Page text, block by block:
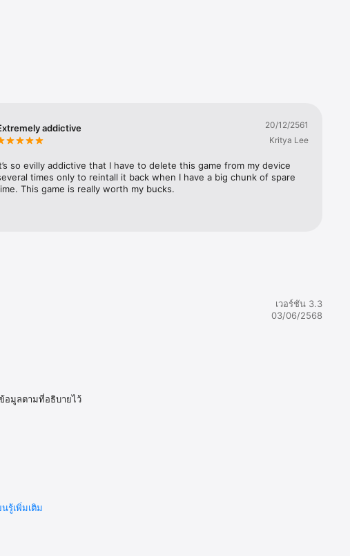
โมง""-Pocket
addictive
20/12/2561
Kritya Lee
so evilly addictive that I have to delete this game from my device
times only to reintall it back when I have a big chunk of spare
This game is really worth my bucks.
เวอร์ชัน 3.3
03/06/2568
อมูลตามที่อธิบายไว้
นรู้เพิ่มเติม